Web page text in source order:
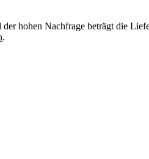
hohen Nachfrage beträgt die
.